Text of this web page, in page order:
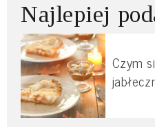
Najlepiej
Czym